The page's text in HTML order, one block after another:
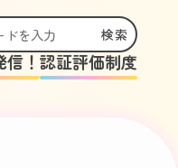
検索
信！認証評価制度